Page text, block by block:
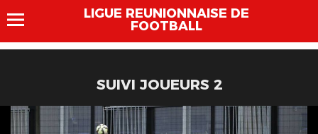
LIGUE REUNIONNAISE DE
FOOTBALL
SUIVI JOUEURS 2